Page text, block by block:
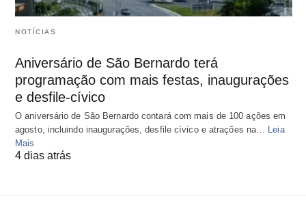
NOTÍCIAS
Aniversário de São Bernardo terá
programação com mais festas, inaugurações
e desfile-cívico
O aniversário de São Bernardo contará com mais de 100 ações em
agosto, incluindo inaugurações, desfile cívico e atrações na…
Leia
Mais
4 dias atrás